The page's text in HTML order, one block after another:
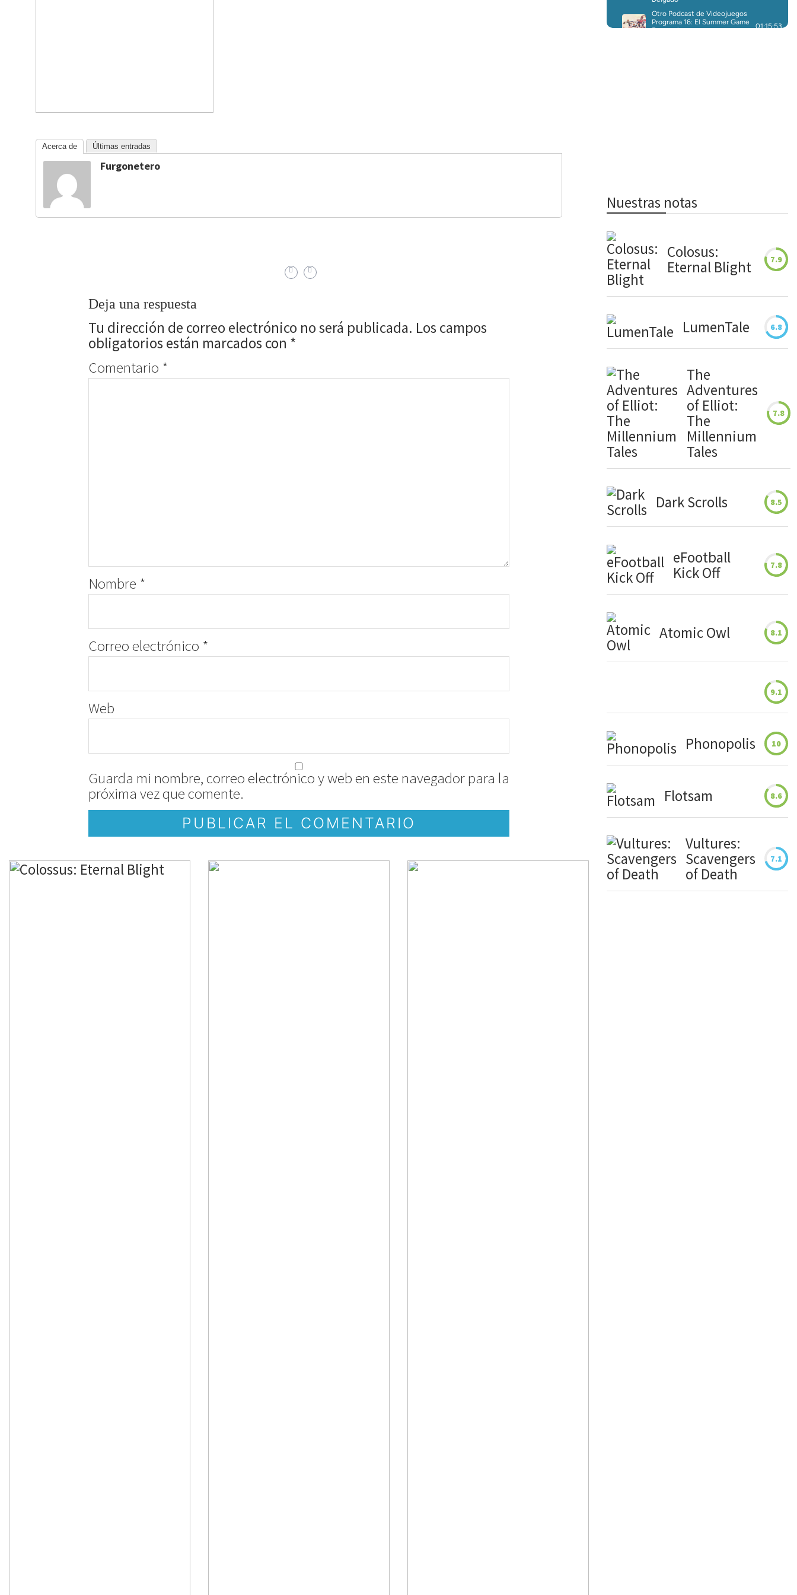
Acerca de Últimas entradas
Furgonetero
Deja una respuesta
Tu dirección de correo electrónico no será publicada. Los campos
obligatorios están marcados con *
Comentario *
Nombre *
Correo electrónico *
Web
Guarda mi nombre, correo electrónico y web en este navegador para la
próxima vez que comente.
Nuestras notas
Colosus:
Eternal Blight
7.9
LumenTale 6.8
The
Adventures
of Elliot:
The
Millennium
Tales
7.8
Dark Scrolls 8.5
eFootball
Kick Off
7.8
Atomic Owl 8.1
9.1
Phonopolis 10
Flotsam 8.6
Vultures:
Scavengers
of Death
7.1